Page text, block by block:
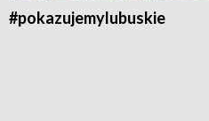
#pokazujemylubuskie